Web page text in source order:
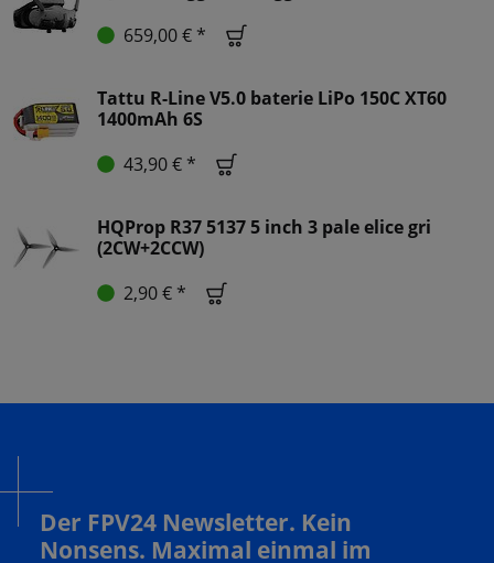
659,00 € *
Tattu R-Line V5.0 baterie LiPo 150C XT60
1400mAh 6S
43,90 € *
HQProp R37 5137 5 inch 3 pale elice gri
(2CW+2CCW)
2,90 € *
Der FPV24 Newsletter. Kein
Nonsens. Maximal einmal im